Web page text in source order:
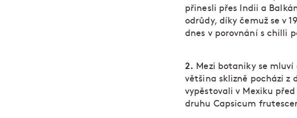
přinesli přes Indii a
odrůdy, díky čemuž se v
dnes v porovnání s chilli
2. Mezi botaniky se mluví
většina sklizně pochází z
vypěstovali v Mexiku
druhu Capsicum